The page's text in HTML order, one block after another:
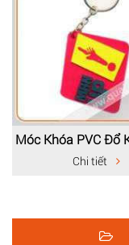
Móc Khóa PVC Đổ
Chi tiết